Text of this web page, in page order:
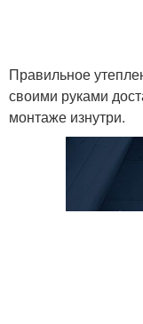
Правильное
своими руками
монтаже изнутри.